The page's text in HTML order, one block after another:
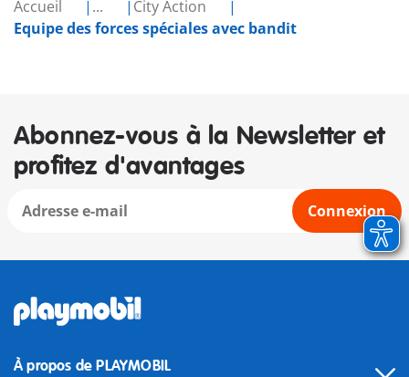
Accueil ...
City Action
Equipe des forces spéciales avec bandit
Abonnez-vous à la Newsletter et
profitez d'avantages
Connexion
À propos de PLAYMOBIL